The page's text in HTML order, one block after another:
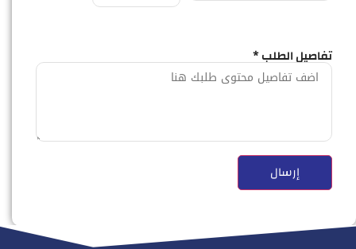
تفاصيل الطلب *